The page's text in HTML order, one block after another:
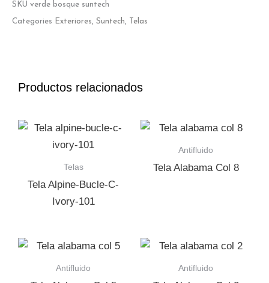
SKU verde bosque suntech
Categories Exteriores, Suntech, Telas
Productos relacionados
Telas
Tela Alpine-Bucle-C-
Ivory-101
Antifluido
Tela Alabama Col 8
Antifluido Antifluido